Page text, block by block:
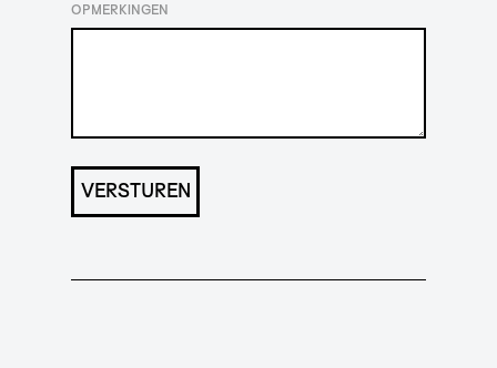
OPMERKINGEN